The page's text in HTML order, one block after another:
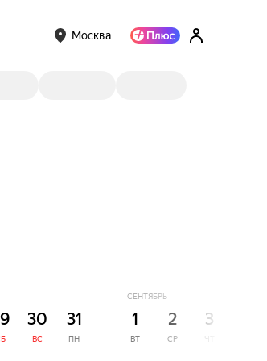
Москва
30
ВС
31
ПН
СЕНТЯБРЬ
1
ВТ
2
СР
3